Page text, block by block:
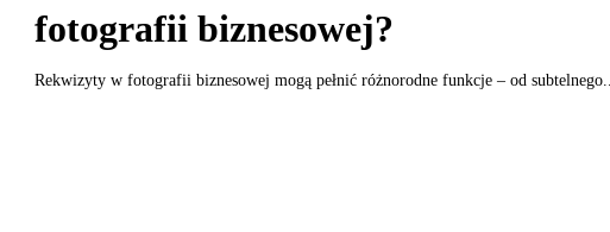
fotografii biznesowej?
Rekwizyty w fotografii biznesowej mogą pełnić różnorodne funkcje – od